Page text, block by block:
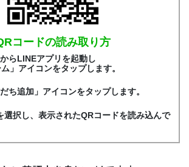
コードの読み取り方
らLINEアプリを起動し
」アイコンをタップします。
ち追加」アイコンをタップします。
選択し、表示されたQRコードを読み込んで